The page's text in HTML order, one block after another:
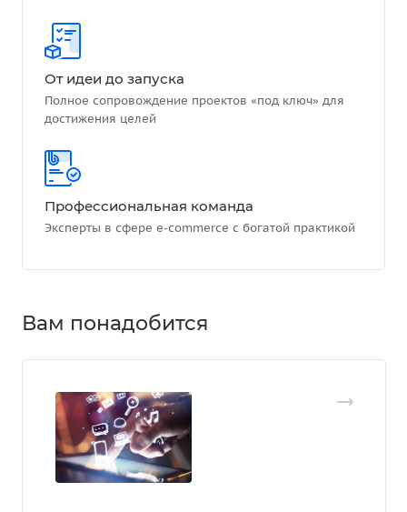
От идеи до запуска
Полное сопровождение проектов «под ключ» для
достижения целей
Профессиональная команда
Эксперты в сфере e-commerce с богатой практикой
Вам понадобится